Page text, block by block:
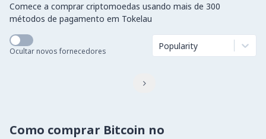
Comece a comprar criptomoedas usando mais de 300
métodos de pagamento em Tokelau
Ocultar novos fornecedores Popularity

Como comprar Bitcoin no